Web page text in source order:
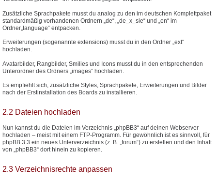
Zusätzliche Sprachpakete musst du analog zu den im deutschen Komplettpaket
standardmäßig vorhandenen Ordnern „de“, „de_x_sie“ und „en“ im
Ordner„language“ entpacken.
Erweiterungen (sogenannte extensions) musst du in den Ordner „ext“
hochladen.
Avatarbilder, Rangbilder, Smilies und Icons musst du in den entsprechenden
Unterordner des Ordners „images“ hochladen.
Es empfiehlt sich, zusätzliche Styles, Sprachpakete, Erweiterungen und Bilder
nach der Erstinstallation des Boards zu installieren.
2.2 Dateien hochladen
Nun kannst du die Dateien im Verzeichnis „phpBB3“ auf deinen Webserver
hochladen – meist mit einem FTP-Programm. Für gewöhnlich ist es sinnvoll, für
phpBB 3.3 ein neues Unterverzeichnis (z. B. „forum“) zu erstellen und den Inhalt
von „phpBB3“ dort hinein zu kopieren.
2.3 Verzeichnisrechte anpassen